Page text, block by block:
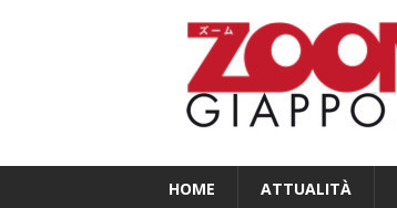
HOME ATTUALITÀ